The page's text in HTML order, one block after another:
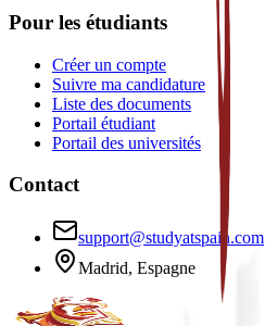
Pour les étudiants
Créer un compte
Suivre ma candidature
Liste des documents
Portail étudiant
Portail des universités
Contact
support@studyatspain.com
Madrid, Espagne